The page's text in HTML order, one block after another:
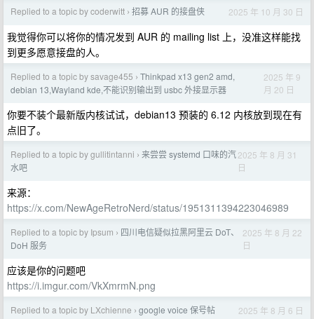
Replied to a topic by coderwitt › 招募 AUR 的接盘侠 2025 年 10 月 30 日
我觉得你可以将你的情况发到 AUR 的 mailing list 上，没准这样能找
到更多愿意接盘的人。
Replied to a topic by savage455 › Thinkpad x13 gen2 amd,
debian 13,Wayland kde,不能识别输出到 usbc 外接显示器
2025 年 9
月 20 日
你要不装个最新版内核试试，debian13 预装的 6.12 内核放到现在有
点旧了。
Replied to a topic by gullitintanni › 来尝尝 systemd 口味的汽
水吧
2025 年 8 月 31
日
来源：
https://x.com/NewAgeRetroNerd/status/1951311394223046989
Replied to a topic by Ipsum › 四川电信疑似拉黑阿里云 DoT、
DoH 服务
2025 年 8 月 22
日
应该是你的问题吧
https://i.imgur.com/VkXmrmN.png
Replied to a topic by LXchienne › google voice 保号帖 2025 年 8 月 6 日